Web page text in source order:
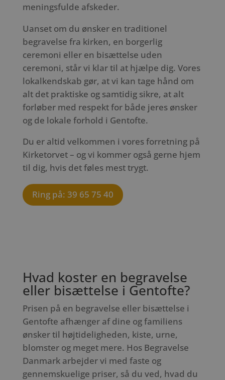
meningsfulde afskeder.
Uanset om du ønsker en traditionel
begravelse fra kirken, en borgerlig
ceremoni eller en bisættelse uden
ceremoni, står vi klar til at hjælpe dig. Vores
lokalkendskab gør, at vi kan tage hånd om
alt det praktiske og samtidig sikre, at alt
forløber med respekt for både jeres ønsker
og de lokale forhold i Gentofte.
Du er altid velkommen i vores forretning på
Kirketorvet – og vi kommer også gerne hjem
til dig, hvis det føles mest trygt.
Ring på: 39 65 75 40
Hvad koster en begravelse
eller bisættelse i Gentofte?
Prisen på en begravelse eller bisættelse i
Gentofte afhænger af dine og familiens
ønsker til højtideligheden, kiste, urne,
blomster og meget mere. Hos Begravelse
Danmark arbejder vi med faste og
gennemskuelige priser, så du ved, hvad du